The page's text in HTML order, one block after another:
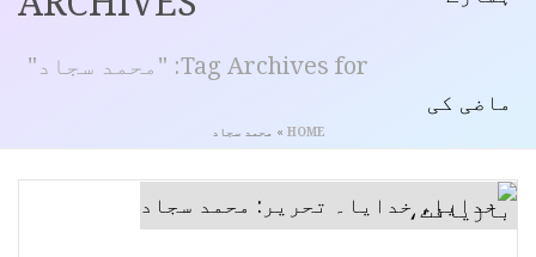
Tag Archives for: "محمد سجاد"
HOME
» محمد سجاد